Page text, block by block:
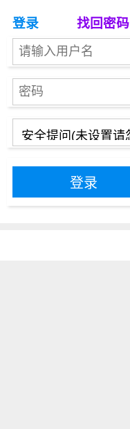
登录 找回密码
登录